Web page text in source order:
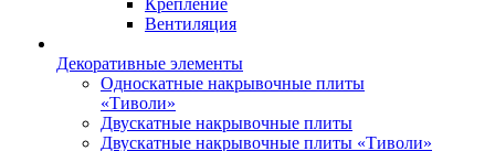
Крепление
Вентиляция
Декоративные элементы
Односкатные накрывочные плиты
«Тиволи»
Двускатные накрывочные плиты
Двускатные накрывочные плиты «Тиволи»